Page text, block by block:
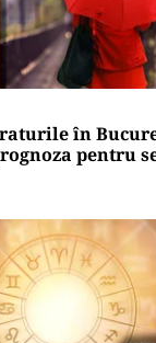
în
pentru